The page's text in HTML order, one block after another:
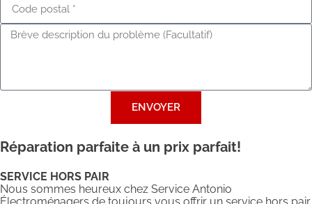
ENVOYER
Réparation parfaite à un prix parfait!
SERVICE HORS PAIR
Nous sommes heureux chez Service Antonio